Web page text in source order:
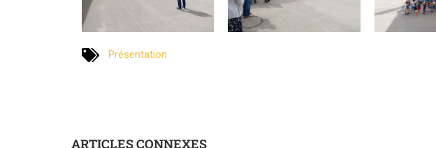
Présentation
ARTICLES CONNEXES